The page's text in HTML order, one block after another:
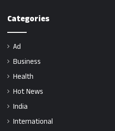
Categories
Ad
Business
Health
Hot News
India
International